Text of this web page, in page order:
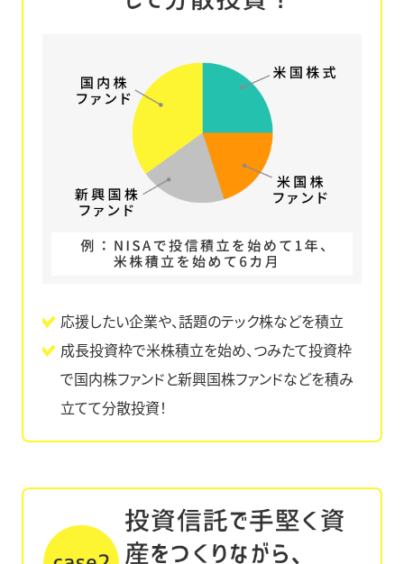
応援したい企業や、話題のテック株などを積立
成長投資枠で米株積立を始め、つみたて投資枠
で国内株ファンドと新興国株ファンドなどを積み
立てて分散投資！